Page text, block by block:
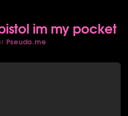
im my pocket
Pseudo.me